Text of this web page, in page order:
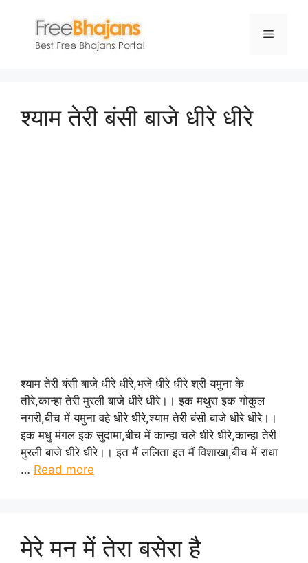
content
Menu
श्याम तेरी बंसी बाजे धीरे धीरे
श्याम तेरी बंसी बाजे धीरे धीरे,भजे धीरे धीरे श्री यमुना के
तीरे,कान्हा तेरी मुरली बाजे धीरे धीरे।। इक मथुरा इक गोकुल
नगरी,बीच में यमुना वहे धीरे धीरे,श्याम तेरी बंसी बाजे धीरे धीरे।।
इक मधु मंगल इक सुदामा,बीच में कान्हा चले धीरे धीरे,कान्हा तेरी
मुरली बाजे धीरे धीरे।। इत मैं ललिता इत मैं विशाखा,बीच में राधा
… Read more
मेरे मन में तेरा बसेरा है